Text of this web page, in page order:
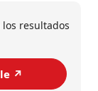
resultados
↗️